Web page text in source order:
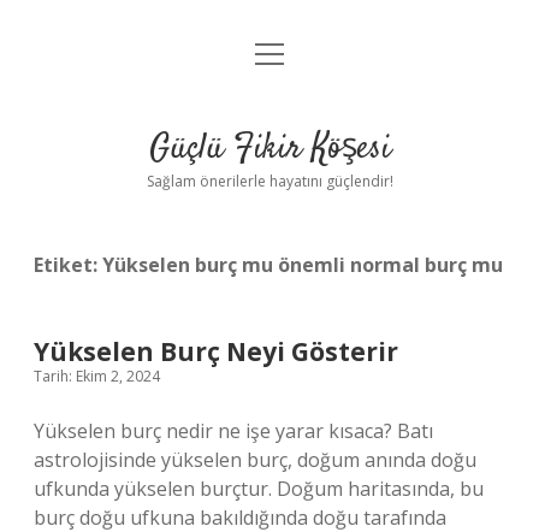
Anasayfa
Yasal Uyarı
menüyü
Güçlü Fikir Köşesi
Sağlam önerilerle hayatını güçlendir!
Etiket:Yükselen burç mu önemli normal burç mu
Yükselen Burç Neyi Gösterir
Tarih: Ekim 2, 2024
Yükselen burç nedir ne işe yarar kısaca? Batı
astrolojisinde yükselen burç, doğum anında doğu
ufkunda yükselen burçtur. Doğum haritasında, bu
burç doğu ufkuna bakıldığında doğu tarafında